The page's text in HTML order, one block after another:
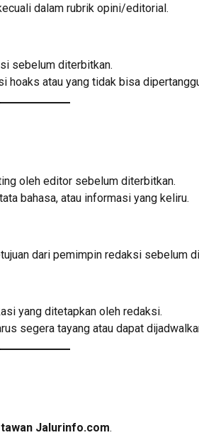
dalam rubrik opini/editorial.
sebelum diterbitkan.
hoaks atau yang tidak bisa
oleh editor sebelum diterbitkan.
bahasa, atau informasi yang keliru.
dari pemimpin redaksi sebelum
yang ditetapkan oleh redaksi.
segera tayang atau dapat
Jalurinfo.com.